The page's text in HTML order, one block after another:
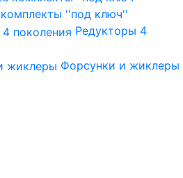
''под ключ''
Редукторы 4
Форсунки и жиклеры